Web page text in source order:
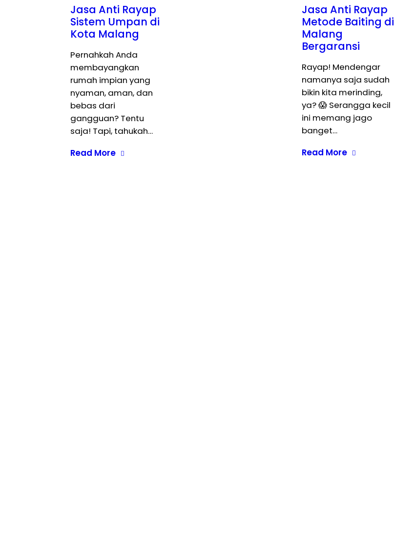
Jasa Anti Rayap
Sistem Umpan di
Kota Malang
Pernahkah Anda
membayangkan
rumah impian yang
nyaman, aman, dan
bebas dari
gangguan? Tentu
saja! Tapi, tahukah…
Read More
Jasa Anti Rayap
Metode Baiting di
Malang
Bergaransi
Rayap! Mendengar
namanya saja sudah
bikin kita merinding,
ya? 😱 Serangga kecil
ini memang jago
banget…
Read More